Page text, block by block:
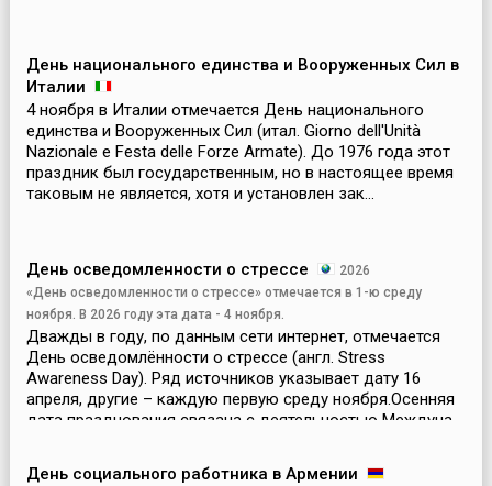
День национального единства и Вооруженных Сил в
Италии
4 ноября в Италии отмечается День национального
единства и Вооруженных Сил (итал. Giorno dell'Unità
Nazionale e Festa delle Forze Armate). До 1976 года этот
праздник был государственным, но в настоящее время
таковым не является, хотя и установлен зак...
День осведомленности о стрессе
2026
«День осведомленности о стрессе» отмечается в 1-ю среду
ноября. В 2026 году эта дата - 4 ноября.
Дважды в году, по данным сети интернет, отмечается
День осведомлённости о стрессе (англ. Stress
Awareness Day). Ряд источников указывает дату 16
апреля, другие – каждую первую среду ноября.Осенняя
дата празднования связана с деятельностью Междуна...
День социального работника в Армении